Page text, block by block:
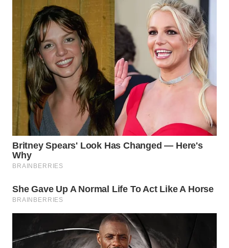
WN
PRIANGAN
TIMUR
WN
SEMARANG
WN
SOLO
BOROBUDUR
MADURA
WN